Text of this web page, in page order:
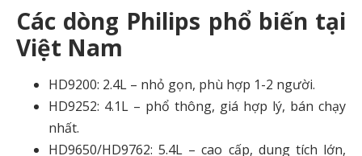
Các dòng Philips phổ biến tại
Việt Nam
HD9200: 2.4L – nhỏ gọn, phù hợp 1-2 người.
HD9252: 4.1L – phổ thông, giá hợp lý, bán chạy
nhất.
HD9650/HD9762: 5.4L – cao cấp, dung tích lớn,